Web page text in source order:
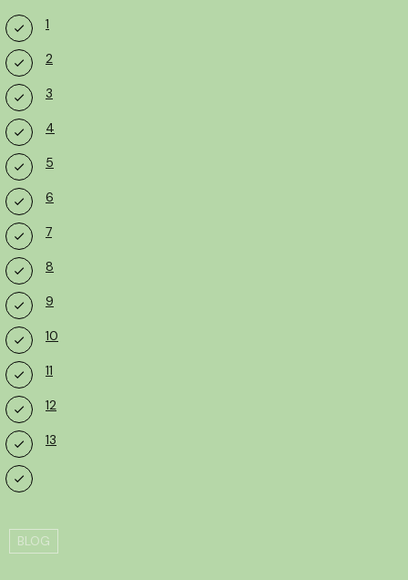
1
2
3
4
5
6
7
8
9
10
11
12
13
BLOG